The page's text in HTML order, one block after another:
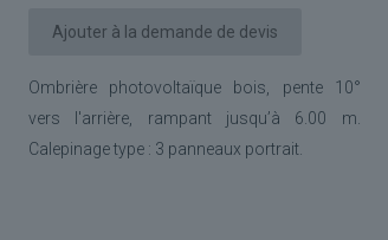
Ajouter à la demande de devis
Ombrière photovoltaïque bois, pente 10°
vers l'arrière, rampant jusqu’à 6.00 m.
Calepinage type : 3 panneaux portrait.